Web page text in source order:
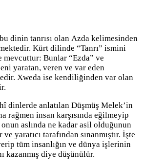
dinin tanrısı olan Azda kelimesinden
Kürt dilinde “Tanrı” ismini
mevcuttur: Bunlar “Ezda” ve
yaratan, veren ve var eden
Xweda ise kendiliğinden var olan
dinlerde anlatılan Düşmüş Melek’in
rağmen insan karşısında eğilmeyip
onun aslında ne kadar asil olduğunun
yaratıcı tarafından sınanmıştır. İşte
tüm insanlığın ve dünya işlerinin
kazanmış diye düşünülür.